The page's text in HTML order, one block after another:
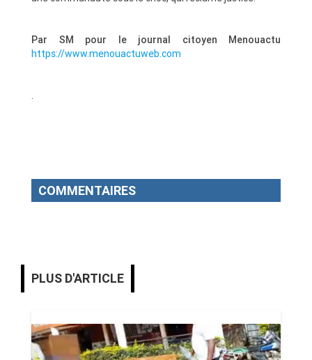
Par SM pour le journal citoyen Menouactu
https://www.menouactuweb.com
.
COMMENTAIRES
PLUS D'ARTICLE